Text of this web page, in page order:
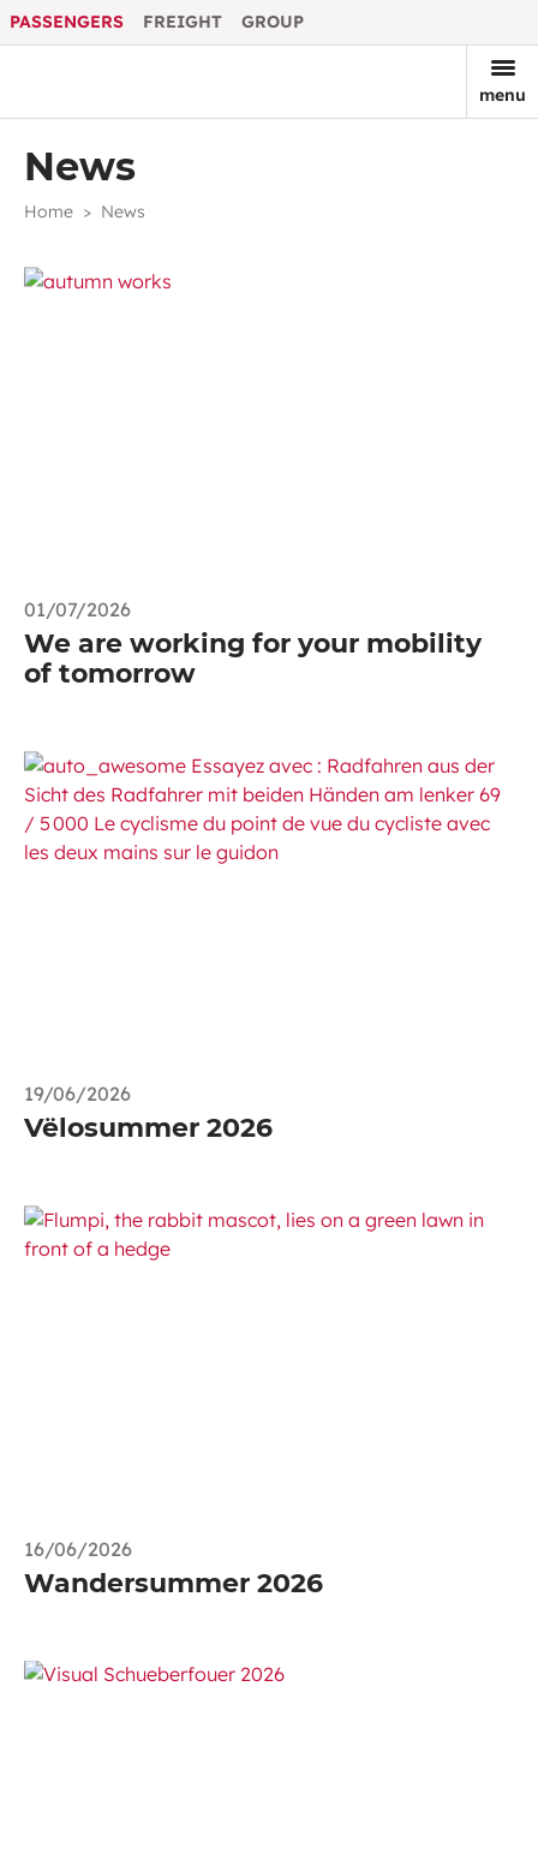
PASSENGERS FREIGHT GROUP
menu
News
Home News
01/07/2026
We are working for your mobility
of tomorrow
19/06/2026
Vëlosummer 2026
16/06/2026
Wandersummer 2026